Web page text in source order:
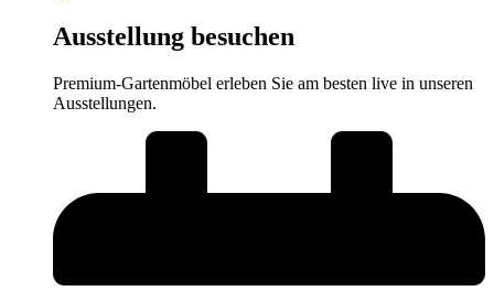
Ausstellung besuchen
Premium-Gartenmöbel erleben Sie am besten live in unseren
Ausstellungen.